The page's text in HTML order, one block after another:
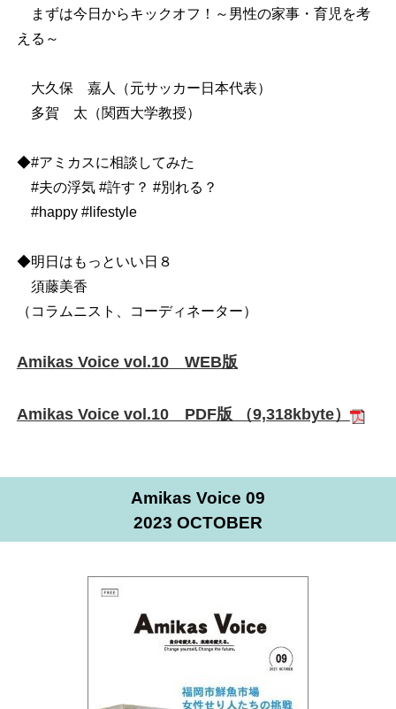
まずは今日からキックオフ！～男性の家事・育児を考
える～
大久保 嘉人（元サッカー日本代表）
多賀 太（関西大学教授）
◆#アミカスに相談してみた
#夫の浮気 #許す？ #別れる？
#happy #lifestyle
◆明日はもっといい日８
須藤美香
（コラムニスト、コーディネーター）
Amikas Voice vol.10 WEB版
Amikas Voice vol.10 PDF版 （9,318kbyte）
Amikas Voice 09
2023 OCTOBER